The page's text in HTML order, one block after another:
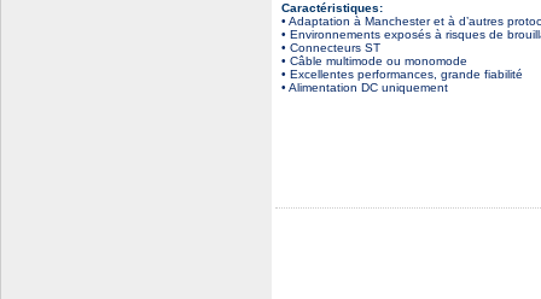
Caractéristiques:
• Adaptation à Manchester et à d’autres
• Environnements exposés à risques de
• Connecteurs ST
• Câble multimode ou monomode
• Excellentes performances, grande fiabilité
• Alimentation DC uniquement